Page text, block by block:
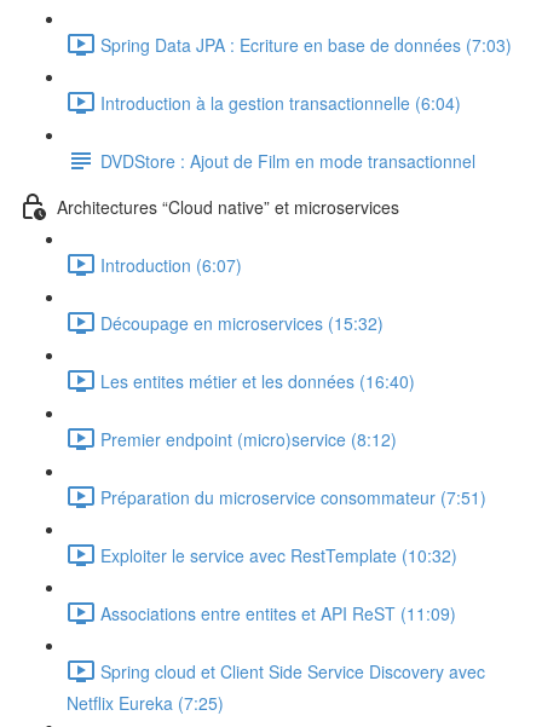
Spring Data JPA : Ecriture en base de données (7:03)
Introduction à la gestion transactionnelle (6:04)
DVDStore : Ajout de Film en mode transactionnel
Architectures “Cloud native” et microservices
Introduction (6:07)
Découpage en microservices (15:32)
Les entites métier et les données (16:40)
Premier endpoint (micro)service (8:12)
Préparation du microservice consommateur (7:51)
Exploiter le service avec RestTemplate (10:32)
Associations entre entites et API ReST (11:09)
Spring cloud et Client Side Service Discovery avec
Netflix Eureka (7:25)